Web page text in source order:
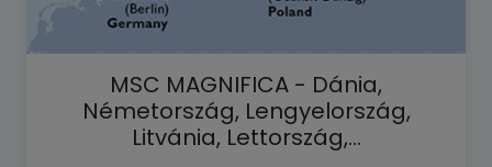
MSC MAGNIFICA - Dánia,
Németország, Lengyelország,
Litvánia, Lettország,…